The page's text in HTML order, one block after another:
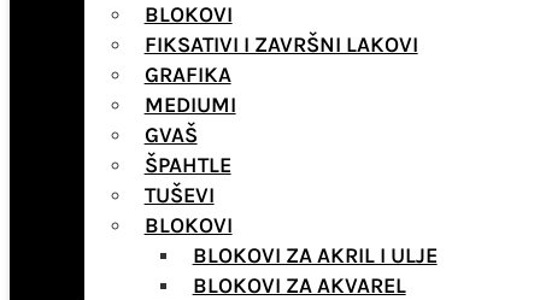
BLOKOVI
FIKSATIVI I ZAVRŠNI LAKOVI
GRAFIKA
MEDIUMI
GVAŠ
ŠPAHTLE
TUŠEVI
BLOKOVI
BLOKOVI ZA AKRIL I ULJE
BLOKOVI ZA AKVAREL